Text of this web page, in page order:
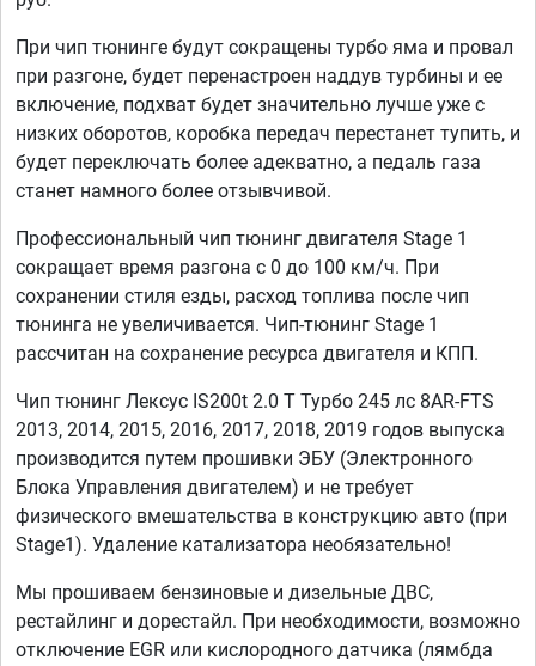
При чип тюнинге будут сокращены турбо яма и провал
при разгоне, будет перенастроен наддув турбины и ее
включение, подхват будет значительно лучше уже с
низких оборотов, коробка передач перестанет тупить, и
будет переключать более адекватно, а педаль газа
станет намного более отзывчивой.
Профессиональный чип тюнинг двигателя Stage 1
сокращает время разгона с 0 до 100 км/ч. При
сохранении стиля езды, расход топлива после чип
тюнинга не увеличивается. Чип-тюнинг Stage 1
рассчитан на сохранение ресурса двигателя и КПП.
Чип тюнинг Лексус IS200t 2.0 T Турбо 245 лс 8AR-FTS
2013, 2014, 2015, 2016, 2017, 2018, 2019 годов выпуска
производится путем прошивки ЭБУ (Электронного
Блока Управления двигателем) и не требует
физического вмешательства в конструкцию авто (при
Stage1). Удаление катализатора необязательно!
Мы прошиваем бензиновые и дизельные ДВС,
рестайлинг и дорестайл. При необходимости, возможно
отключение EGR или кислородного датчика (лямбда